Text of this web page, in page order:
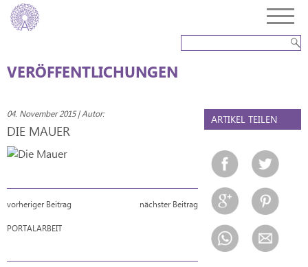
VERÖFFENTLICHUNGEN
04. November 2015 | Autor:
DIE MAUER
vorheriger Beitrag
PORTALARBEIT
nächster Beitrag
ARTIKEL TEILEN